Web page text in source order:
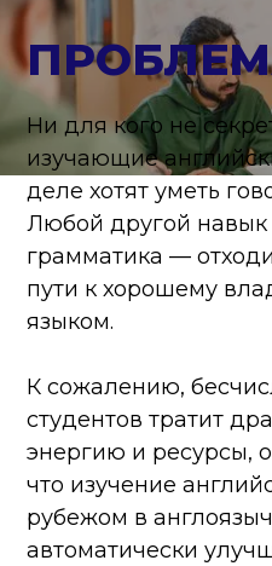
Ни для кого не
изучающие
деле хотят уметь
Любой другой
грамматика —
пути к хорошему
языком.
К сожалению,
студентов тратит
энергию и ресурсы,
что изучение
рубежом в
автоматически